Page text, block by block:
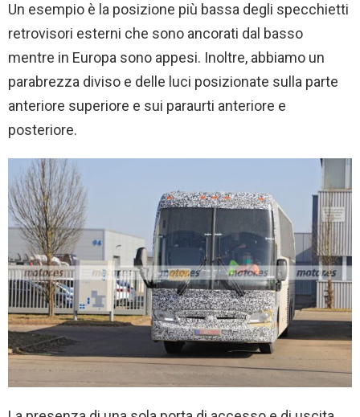
Un esempio è la posizione più bassa degli specchietti
retrovisori esterni che sono ancorati dal basso
mentre in Europa sono appesi. Inoltre, abbiamo un
parabrezza diviso e delle luci posizionate sulla parte
anteriore superiore e sui paraurti anteriore e
posteriore.